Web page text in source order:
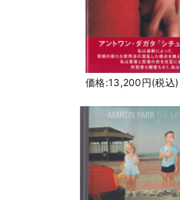
価格:13,200円(税込)